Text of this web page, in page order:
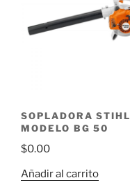
SOPLADORA STIHL
MODELO BG 50
$0.00
Añadir al carrito